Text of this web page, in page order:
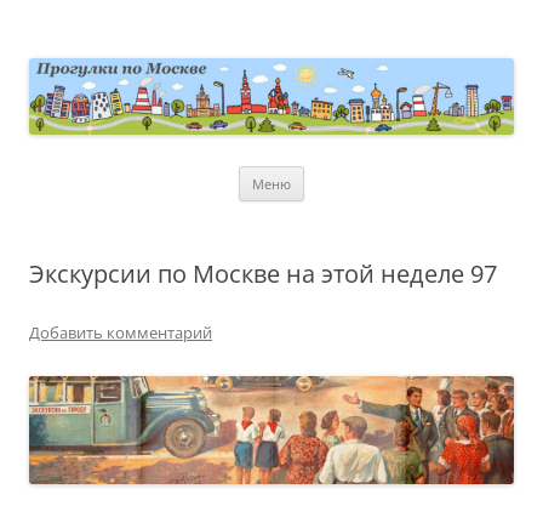
Меню
Экскурсии по Москве на этой неделе 97
Добавить комментарий